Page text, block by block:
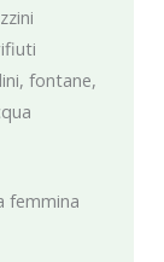
fontane,
femmina